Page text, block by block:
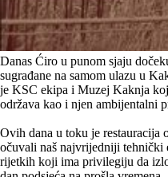
Danas Ćiro u punom sjaju
sugrađane na samom ulazu u
je KSC ekipa i Muzej Kaknja
održava kao i njen ambijentalni
Ovih dana u toku je restauracija
očuvali naš najvrijedniji tehnički
rijetkih koji ima privilegiju da